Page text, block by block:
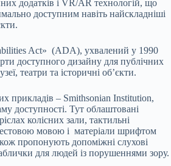
додатків і VR/AR технологій, що
доступним навіть найскладніші
Act» (ADA), ухвалений у 1990
доступного дизайну для публічних
театри та історичні об’єкти.
прикладів – Smithsonian Institution,
доступності. Тут облаштовані
колісних зали, тактильні
мовою і матеріали шрифтом
пропонують допоміжні слухові
для людей із порушеннями зору.